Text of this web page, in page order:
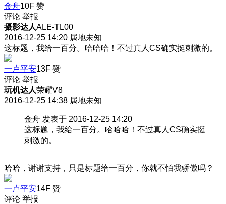
金舟10F 赞
评论 举报
摄影达人ALE-TL00
2016-12-25 14:20 属地未知
这标题，我给一百分。哈哈哈！不过真人CS确实挺刺激的。
一卢平安13F 赞
评论 举报
玩机达人荣耀V8
2016-12-25 14:38 属地未知
金舟 发表于 2016-12-25 14:20
这标题，我给一百分。哈哈哈！不过真人CS确实挺
刺激的。
哈哈，谢谢支持，只是标题给一百分，你就不怕我骄傲吗？
一卢平安14F 赞
评论 举报